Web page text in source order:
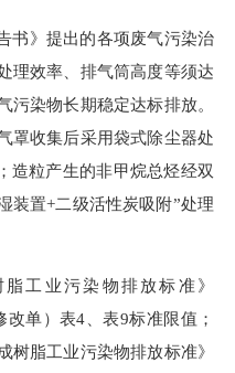
书》提出的各项废气污染治
理效率、排气筒高度等须达
污染物长期稳定达标排放。
罩收集后采用袋式除尘器处
造粒产生的非甲烷总烃经双
装置+二级活性炭吸附”处理
工业污染物排放标准》
改单）表4、表9标准限值；
树脂工业污染物排放标准》